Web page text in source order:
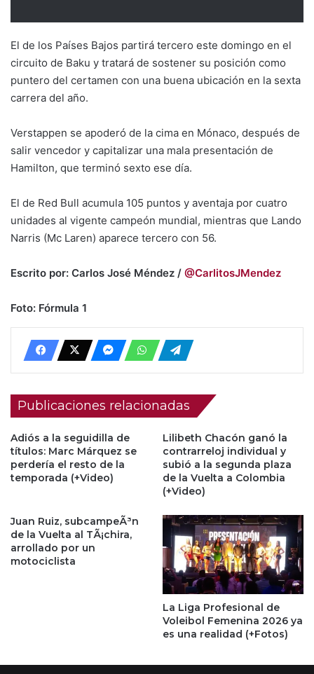
El de los Países Bajos partirá tercero este domingo en el
circuito de Baku y tratará de sostener su posición como
puntero del certamen con una buena ubicación en la sexta
carrera del año.
Verstappen se apoderó de la cima en Mónaco, después de
salir vencedor y capitalizar una mala presentación de
Hamilton, que terminó sexto ese día.
El de Red Bull acumula 105 puntos y aventaja por cuatro
unidades al vigente campeón mundial, mientras que Lando
Narris (Mc Laren) aparece tercero con 56.
Escrito por: Carlos José Méndez / @CarlitosJMendez
Foto: Fórmula 1
Publicaciones relacionadas
Adiós a la seguidilla de
títulos: Marc Márquez se
perdería el resto de la
temporada (+Video)
Lilibeth Chacón ganó la
contrarreloj individual y
subió a la segunda plaza
de la Vuelta a Colombia
(+Video)
Juan Ruiz, subcampeÃ³n
de la Vuelta al TÃ¡chira,
arrollado por un
motociclista
La Liga Profesional de
Voleibol Femenina 2026 ya
es una realidad (+Fotos)